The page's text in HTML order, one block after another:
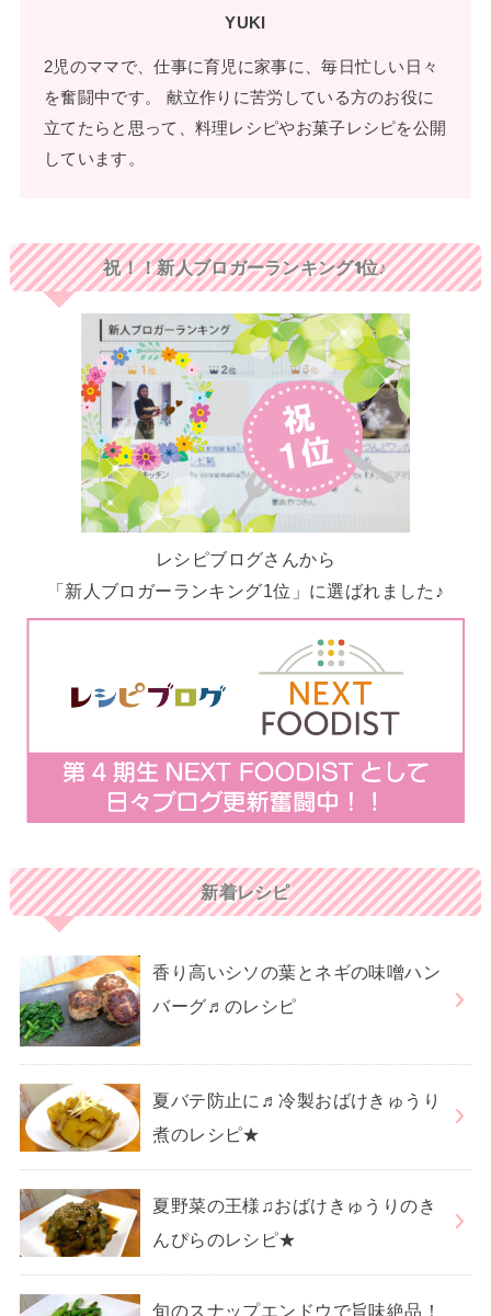
YUKI
2児のママで、仕事に育児に家事に、毎日忙しい日々
を奮闘中です。 献立作りに苦労している方のお役に
立てたらと思って、料理レシピやお菓子レシピを公開
しています。
祝！！新人ブロガーランキング1位♪
レシピブログさんから
「新人ブロガーランキング1位」に選ばれました♪
新着レシピ
香り高いシソの葉とネギの味噌ハン
バーグ♬のレシピ
夏バテ防止に♬冷製おばけきゅうり
煮のレシピ★
夏野菜の王様♫おばけきゅうりのき
んぴらのレシピ★
旬のスナップエンドウで旨味絶品！